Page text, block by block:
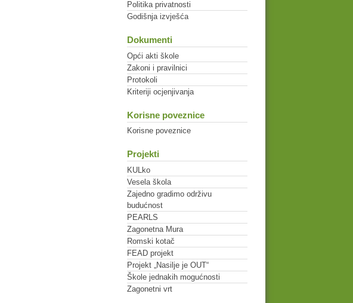
Politika privatnosti
Godišnja izvješća
Dokumenti
Opći akti škole
Zakoni i pravilnici
Protokoli
Kriteriji ocjenjivanja
Korisne poveznice
Korisne poveznice
Projekti
KULko
Vesela škola
Zajedno gradimo održivu
budućnost
PEARLS
Zagonetna Mura
Romski kotač
FEAD projekt
Projekt „Nasilje je OUT“
Škole jednakih mogućnosti
Zagonetni vrt